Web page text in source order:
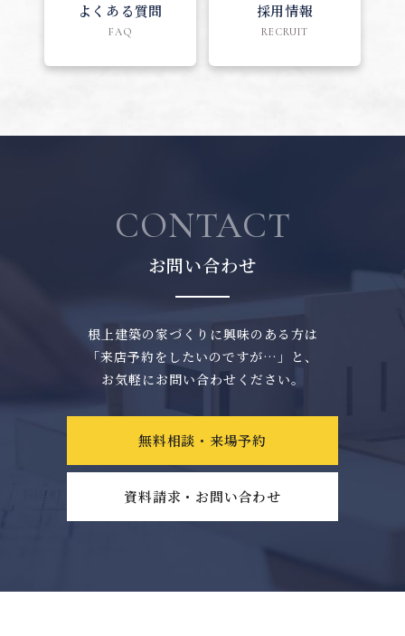
よくある質問
FAQ
採用情報
RECRUIT
CONTACT
お問い合わせ
根上建築の家づくりに興味のある方は
「来店予約をしたいのですが…」と、
お気軽にお問い合わせください。
無料相談・来場予約
資料請求・お問い合わせ